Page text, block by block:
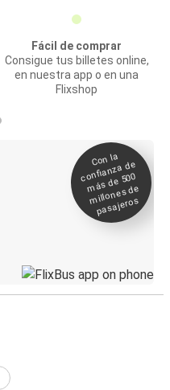
Fácil de comprar
Consigue tus billetes online,
en nuestra app o en una
Flixshop
Con la
confianza de
más de 500
millones de
pasajeros